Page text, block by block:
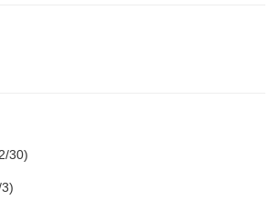
30)